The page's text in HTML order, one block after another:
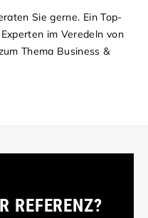
Sie gerne. Ein Top-
im Veredeln von
Thema Business &
REFERENZ?